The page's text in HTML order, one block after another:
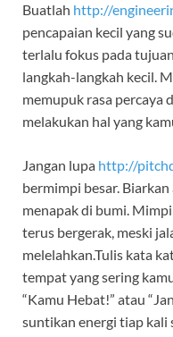
Buatlah http://
pencapaian kecil yang
terlalu fokus pada
langkah-langkah kecil.
memupuk rasa percaya
melakukan hal yang
Jangan lupa http://
bermimpi besar.
menapak di bumi.
terus bergerak, meski
melelahkan.Tulis kata
tempat yang sering
“Kamu Hebat!” atau
suntikan energi tiap kali